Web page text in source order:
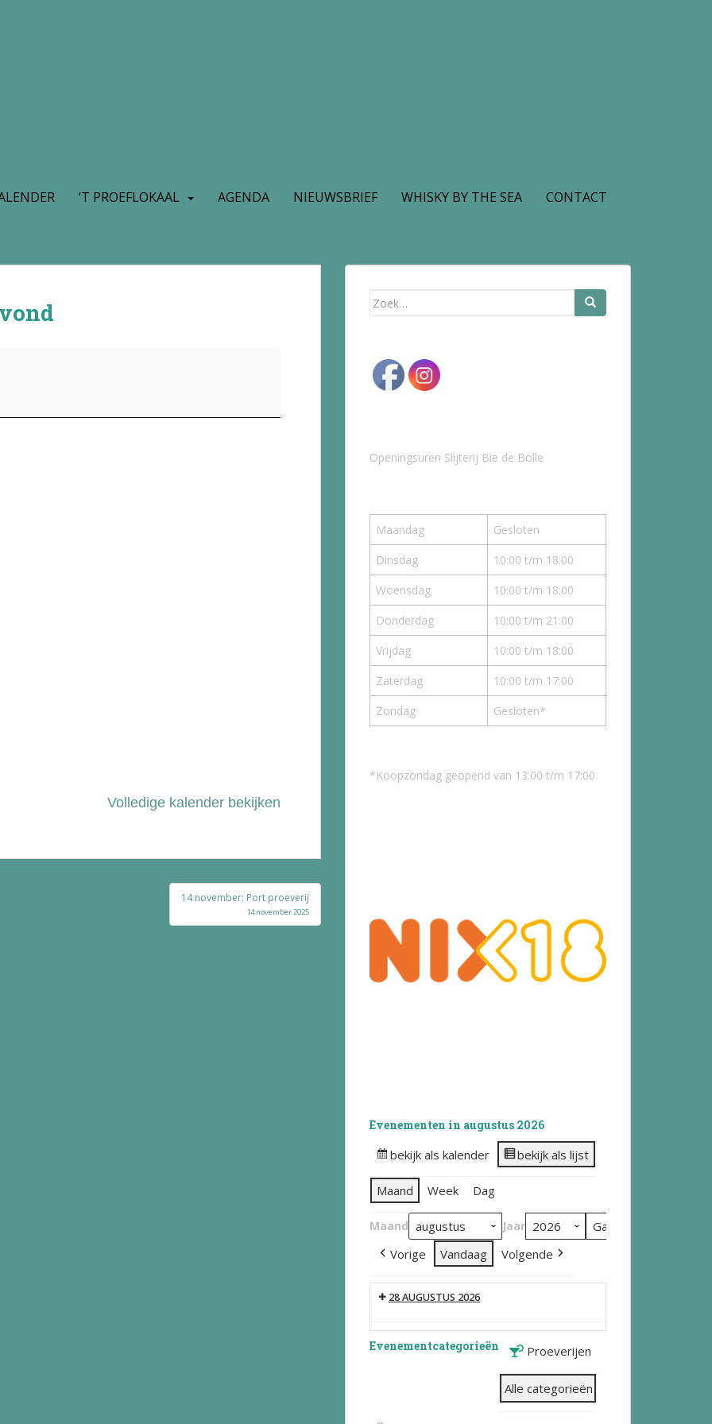
’T PROEFLOKAAL AGENDA NIEUWSBRIEF WHISKY BY THE SEA CONTACT
Volledige kalender bekijken
14 november: Port proeverij
14 november 2025
Zoek
Openingsuren Slijterij Bie de Bolle
Maandag
Gesloten
Dinsdag
10:00 t/m 18:00
Woensdag
10:00 t/m 18:00
Donderdag
10:00 t/m 21:00
Vrijdag
10:00 t/m 18:00
Zaterdag
10:00 t/m 17:00
Zondag
Gesloten*
*Koopzondag geopend van 13:00 t/m 17:00
Evenementen in augustus 2026
bekijk als kalender bekijk als lijst
Maand Week Dag
Maand Jaar
Vorige Vandaag Volgende
28 AUGUSTUS 2026
Evenementcategorieën Proeverijen
Alle categorieën